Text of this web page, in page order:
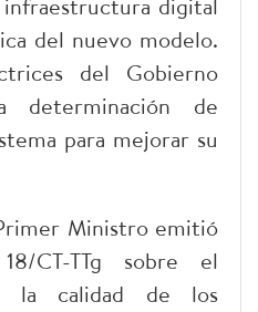
infraestructura digital
del nuevo modelo.
del Gobierno
determinación de
para mejorar su
Ministro emitió
CT-TTg sobre el
la calidad de los